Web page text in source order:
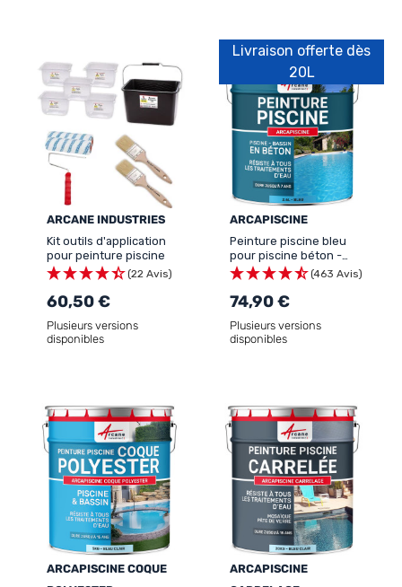
ARCANE INDUSTRIES
Kit outils d'application
pour peinture piscine
(22 Avis)
60,50 €
Plusieurs versions
disponibles
Livraison offerte dès
20L
ARCAPISCINE
Peinture piscine bleu
pour piscine béton -
ARCAPISCINE
(463 Avis)
74,90 €
Plusieurs versions
disponibles
ARCAPISCINE COQUE
ARCAPISCINE